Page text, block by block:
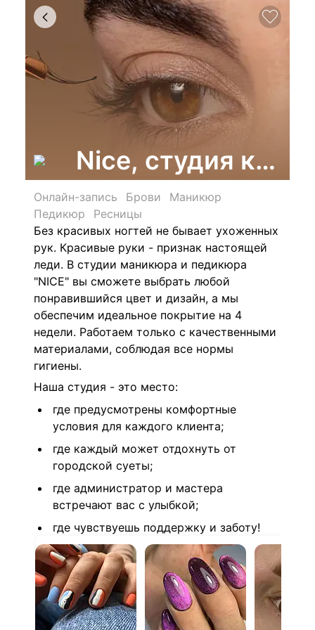
Nice, студия
Онлайн-запись Брови
Маникюр
Педикюр
Ресницы
Без красивых ногтей не бывает ухоженных
рук. Красивые руки - признак настоящей
леди. В студии маникюра и педикюра
"NICE" вы сможете выбрать любой
понравившийся цвет и дизайн, а мы
обеспечим идеальное покрытие на 4
недели. Работаем только с качественными
материалами, соблюдая все нормы
гигиены.
Наша студия - это место:
где предусмотрены комфортные
условия для каждого клиента;
где каждый может отдохнуть от
городской суеты;
где администратор и мастера
встречают вас с улыбкой;
где чувствуешь поддержку и заботу!